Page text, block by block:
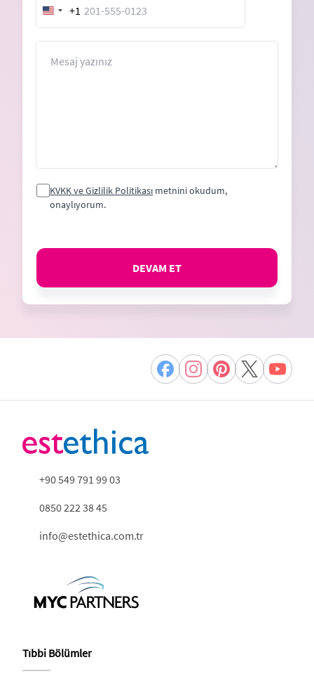
United
States
+1
KVKK ve Gizlilik Politikası metnini okudum,
onaylıyorum.
DEVAM ET
+90 549 791 99 03
0850 222 38 45
info@estethica.com.tr
Tıbbi Bölümler